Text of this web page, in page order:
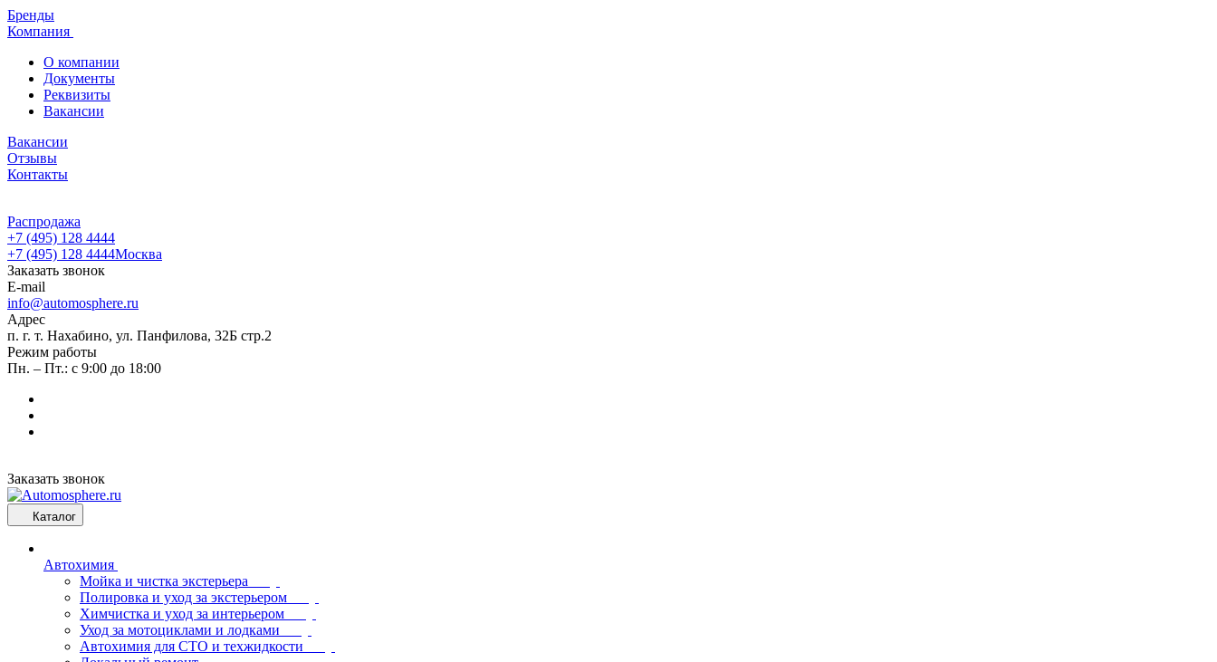
Бренды
Компания
О компании
Документы
Реквизиты
Вакансии
Вакансии
Отзывы
Контакты
Распродажа
+7 (495) 128 4444
+7 (495) 128 4444Москва
Заказать звонок
E-mail
info@automosphere.ru
Адрес
п. г. т. Нахабино, ул. Панфилова, 32Б стр.2
Режим работы
Пн. – Пт.: с 9:00 до 18:00
Заказать звонок
Каталог
Автохимия
Мойка и чистка экстерьера
Полировка и уход за экстерьером
Химчистка и уход за интерьером
Уход за мотоциклами и лодками
Автохимия для СТО и техжидкости